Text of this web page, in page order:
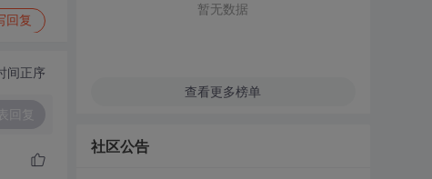
回复
间正序
回复
暂无数据
查看更多榜单
社区公告